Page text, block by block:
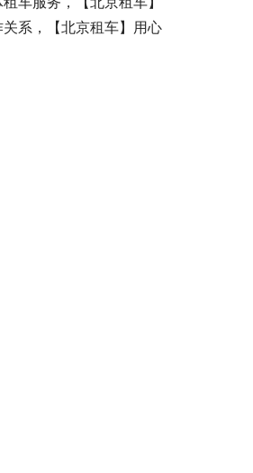
系，【北京租车】用心